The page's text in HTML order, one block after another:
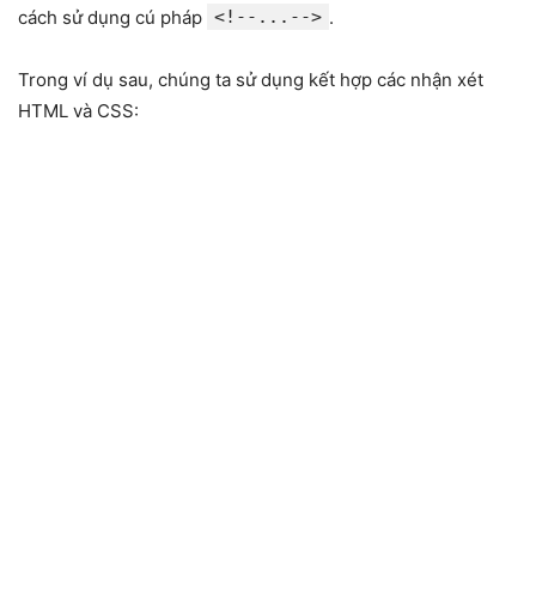
cách sử dụng cú pháp <!--...--> .
Trong ví dụ sau, chúng ta sử dụng kết hợp các nhận xét
HTML và CSS: